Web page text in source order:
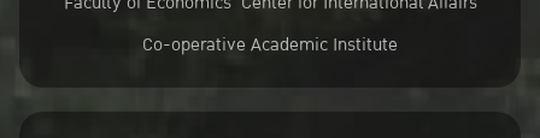
Co-operative Academic Institute